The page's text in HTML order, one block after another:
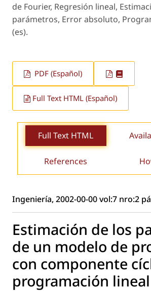
de Fourier, Regresión lineal,
parámetros, Error absoluto,
(es).
PDF (Español)
Full Text HTML (Español)
Full Text HTML
References
Ingeniería, 2002-00-00 vol:7 nro:2
Estimación de los
de un modelo de
con componente
programación lineal